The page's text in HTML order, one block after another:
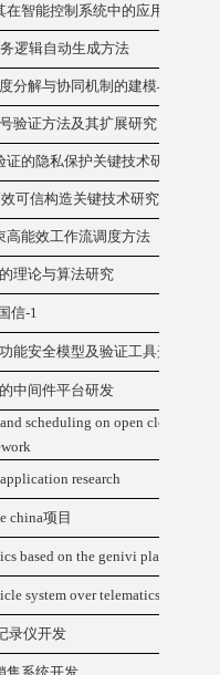
智能控制系统中的应用研究
逻辑自动生成方法
分解与协同机制的建模与验证
验证方法及其扩展研究
的隐私保护关键技术研究
可信构造关键技术研究
高能效工作流调度方法
理论与算法研究
信-1
能安全模型及验证工具开发
中间件平台研发
scheduling on open cloud
research
china项目
based on the genivi platform
system over telematics
录仪开发